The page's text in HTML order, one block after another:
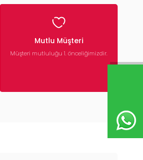
Mutlu Müşteri
Müşteri mutluluğu 1. önceliğimizdir.